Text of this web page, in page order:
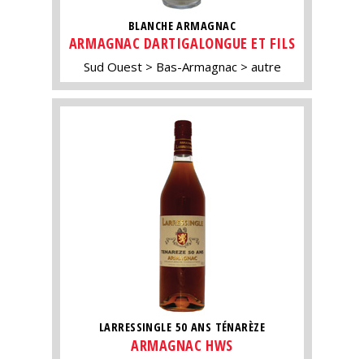
BLANCHE ARMAGNAC
ARMAGNAC DARTIGALONGUE ET FILS
Sud Ouest Bas-Armagnac autre
LARRESSINGLE 50 ANS TÉNARÈZE
ARMAGNAC HWS